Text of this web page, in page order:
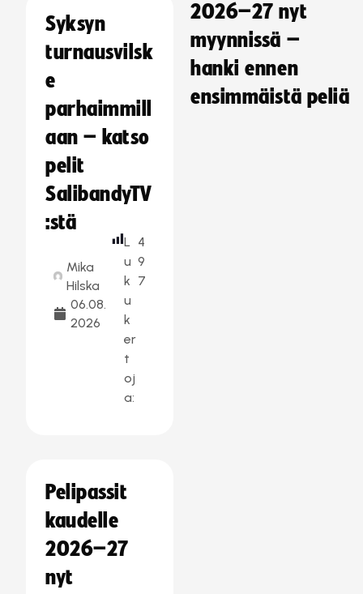
Syksyn
turnausvilsk
e
parhaimmill
aan – katso
pelit
SalibandyTV
:stä
Mika
Hilska
06.08.
2026
L
u
k
u
k
er
t
oj
a:
4
9
7
Pelipassit
kaudelle
2026–27
nyt
2026–27 nyt
myynnissä –
hanki ennen
ensimmäistä peliä